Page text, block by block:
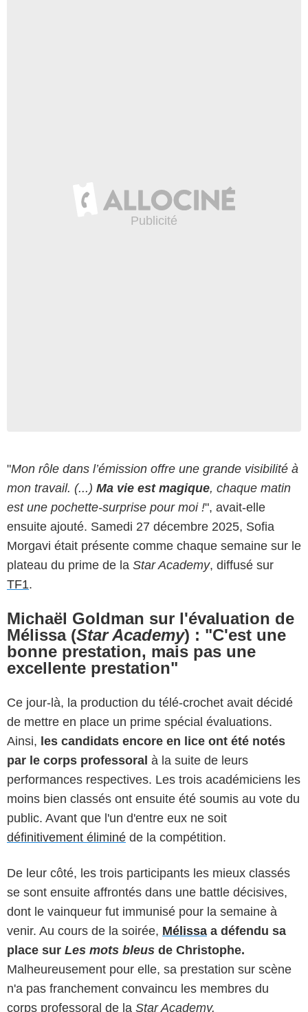
"Mon rôle dans l’émission offre une grande visibilité à
mon travail. (...) Ma vie est magique, chaque matin
est une pochette-surprise pour moi !", avait-elle
ensuite ajouté. Samedi 27 décembre 2025, Sofia
Morgavi était présente comme chaque semaine sur le
plateau du prime de la Star Academy, diffusé sur
TF1.
Michaël Goldman sur l'évaluation de
Mélissa (Star Academy) : "C'est une
bonne prestation, mais pas une
excellente prestation"
Ce jour-là, la production du télé-crochet avait décidé
de mettre en place un prime spécial évaluations.
Ainsi, les candidats encore en lice ont été notés
par le corps professoral à la suite de leurs
performances respectives. Les trois académiciens les
moins bien classés ont ensuite été soumis au vote du
public. Avant que l'un d'entre eux ne soit
définitivement éliminé de la compétition.
De leur côté, les trois participants les mieux classés
se sont ensuite affrontés dans une battle décisives,
dont le vainqueur fut immunisé pour la semaine à
venir. Au cours de la soirée, Mélissa a défendu sa
place sur Les mots bleus de Christophe.
Malheureusement pour elle, sa prestation sur scène
n'a pas franchement convaincu les membres du
corps professoral de la Star Academy.